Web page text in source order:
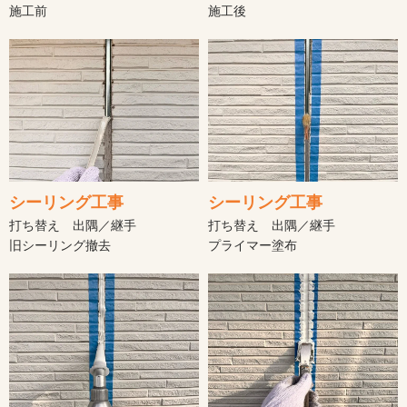
施工前
施工後
シーリング工事
打ち替え 出隅／継手
旧シーリング撤去
シーリング工事
打ち替え 出隅／継手
プライマー塗布